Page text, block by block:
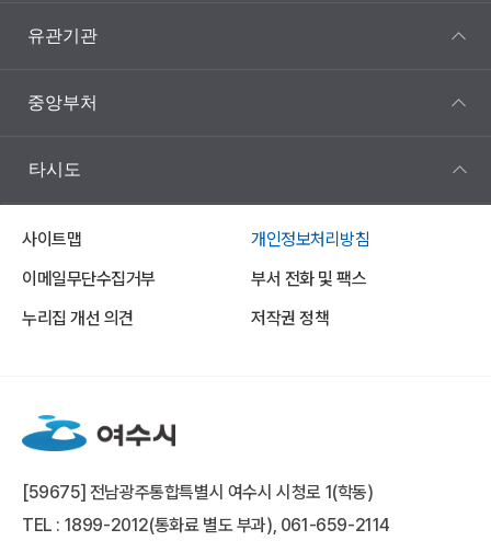
유관기관
중앙부처
타시도
사이트맵
개인정보처리방침
이메일무단수집거부
부서 전화 및 팩스
누리집 개선 의견
저작권 정책
[59675] 전남광주통합특별시 여수시 시청로 1(학동)
TEL : 1899-2012(통화료 별도 부과), 061-659-2114